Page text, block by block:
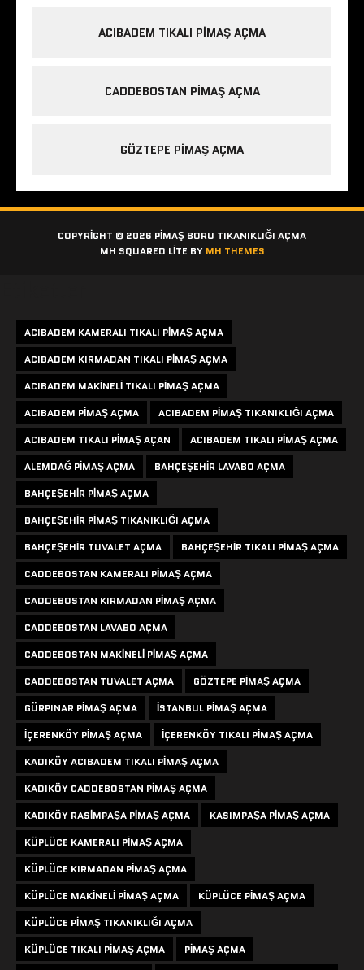
ACIBADEM TIKALI PIMAŞ AÇMA
CADDEBOSTAN PIMAŞ AÇMA
GÖZTEPE PIMAŞ AÇMA
COPYRIGHT © 2026 PIMAŞ BORU TIKANIKLIĞI AÇMA
MH SQUARED LITE BY MH THEMES
ACIBADEM KAMERALI TIKALI PIMAŞ AÇMA
ACIBADEM KIRMADAN TIKALI PIMAŞ AÇMA
ACIBADEM MAKINELI TIKALI PIMAŞ AÇMA
ACIBADEM PIMAŞ AÇMA
ACIBADEM PIMAŞ TIKANIKLIĞI AÇMA
ACIBADEM TIKALI PIMAŞ AÇAN
ACIBADEM TIKALI PIMAŞ AÇMA
ALEMDAĞ PIMAŞ AÇMA
BAHÇEŞEHIR LAVABO AÇMA
BAHÇEŞEHIR PIMAŞ AÇMA
BAHÇEŞEHIR PIMAŞ TIKANIKLIĞI AÇMA
BAHÇEŞEHIR TUVALET AÇMA
BAHÇEŞEHIR TIKALI PIMAŞ AÇMA
CADDEBOSTAN KAMERALI PIMAŞ AÇMA
CADDEBOSTAN KIRMADAN PIMAŞ AÇMA
CADDEBOSTAN LAVABO AÇMA
CADDEBOSTAN MAKINELI PIMAŞ AÇMA
CADDEBOSTAN TUVALET AÇMA
GÖZTEPE PIMAŞ AÇMA
GÜRPINAR PIMAŞ AÇMA
ISTANBUL PIMAŞ AÇMA
IÇERENKÖY PIMAŞ AÇMA
IÇERENKÖY TIKALI PIMAŞ AÇMA
KADIKÖY ACIBADEM TIKALI PIMAŞ AÇMA
KADIKÖY CADDEBOSTAN PIMAŞ AÇMA
KADIKÖY RASIMPAŞA PIMAŞ AÇMA
KASIMPAŞA PIMAŞ AÇMA
KÜPLÜCE KAMERALI PIMAŞ AÇMA
KÜPLÜCE KIRMADAN PIMAŞ AÇMA
KÜPLÜCE MAKINELI PIMAŞ AÇMA
KÜPLÜCE PIMAŞ AÇMA
KÜPLÜCE PIMAŞ TIKANIKLIĞI AÇMA
KÜPLÜCE TIKALI PIMAŞ AÇMA
PIMAŞ AÇMA